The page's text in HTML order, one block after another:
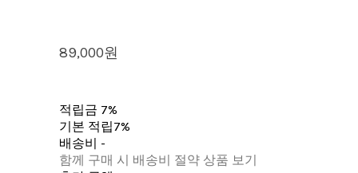
89,000원
적립금 7%
기본 적립7%
배송비 -
함께 구매 시 배송비 절약 상품 보기